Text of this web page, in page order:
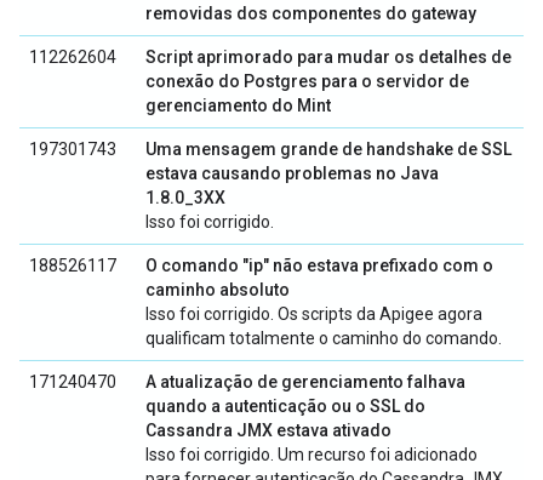
removidas dos componentes do gateway
112262604
Script aprimorado para mudar os detalhes de
conexão do Postgres para o servidor de
gerenciamento do Mint
197301743
Uma mensagem grande de handshake de SSL
estava causando problemas no Java
1.8.0_3XX
Isso foi corrigido.
188526117
O comando "ip" não estava prefixado com o
caminho absoluto
Isso foi corrigido. Os scripts da Apigee agora
qualificam totalmente o caminho do comando.
171240470
A atualização de gerenciamento falhava
quando a autenticação ou o SSL do
Cassandra JMX estava ativado
Isso foi corrigido. Um recurso foi adicionado